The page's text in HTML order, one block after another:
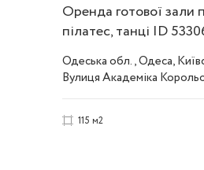
Оренда готової зали
пілатес, танці ID
Одеська обл., Одеса,
Вулиця Академіка
115 м2